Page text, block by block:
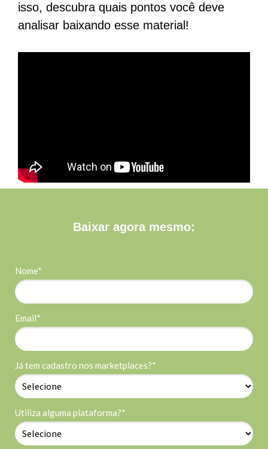
isso, descubra quais pontos você deve
analisar baixando esse material!
Baixar agora mesmo:
Nome*
Email*
Já tem cadastro nos marketplaces?*
Utiliza alguma plataforma?*